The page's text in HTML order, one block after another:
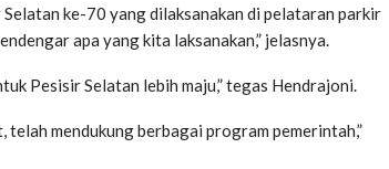
ke-70 yang dilaksanakan di pelataran parkir
apa yang kita laksanakan,” jelasnya.
Pesisir Selatan lebih maju,” tegas Hendrajoni.
telah mendukung berbagai program pemerintah,”